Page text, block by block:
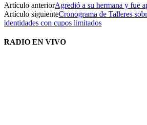
Artículo anteriorAgredió a su hermana y fue
Artículo siguienteCronograma de Talleres
identidades con cupos limitados
RADIO EN VIVO